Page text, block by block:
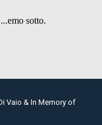
Vaio & In Memory of